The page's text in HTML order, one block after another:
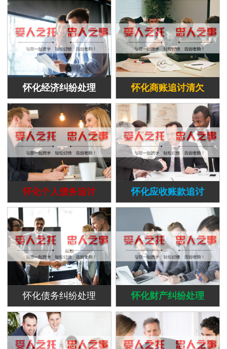
怀化经济纠纷处理 怀化商账追讨清欠
怀化个人债务追讨 怀化应收账款追讨
怀化债务纠纷处理 怀化财产纠纷处理